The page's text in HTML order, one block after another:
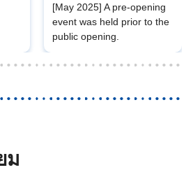
[May 2025] A pre-opening
event was held prior to the
public opening.
ม